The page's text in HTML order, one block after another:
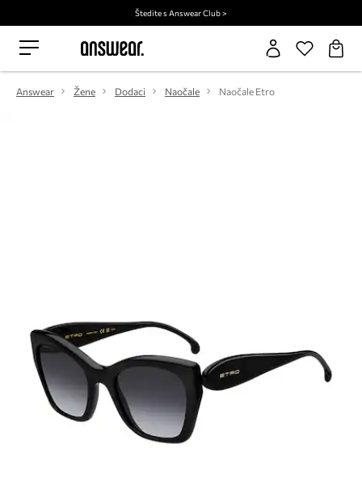
Štedite s Answear Club >
Answear Žene Dodaci Naočale Naočale Etro